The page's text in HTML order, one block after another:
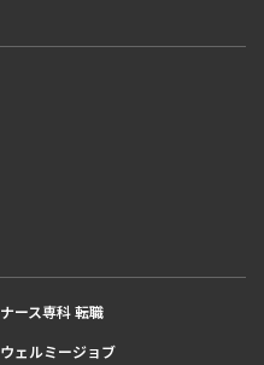
ナース専科 転職
ウェルミージョブ